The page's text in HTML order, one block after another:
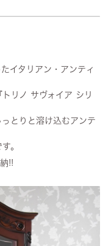
イタリアン・アンティ
リノ サヴォイア シリ
とりと溶け込むアンテ
。
!!